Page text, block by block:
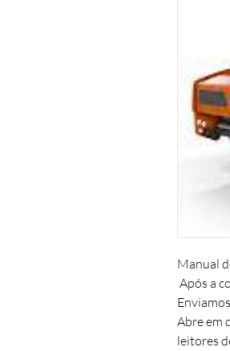
Manual
Após a
Abre em
leitores